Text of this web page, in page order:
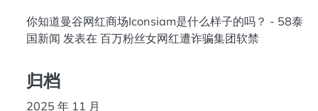
你知道曼谷网红商场Iconsiam是什么样子的吗？ - 58泰
国新闻 发表在 百万粉丝女网红遭诈骗集团软禁
归档
2025 年 11 月